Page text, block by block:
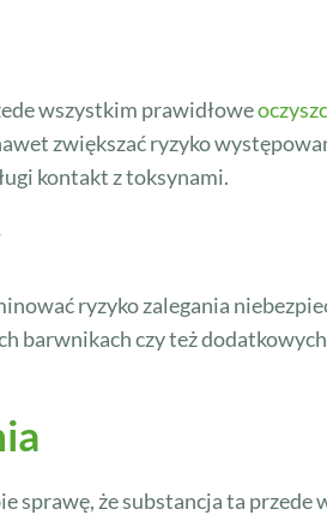
wszystkim prawidłowe
zwiększać ryzyko
kontakt z toksynami.
ryzyko zalegania
czy też
sprawę, że substancja ta przede